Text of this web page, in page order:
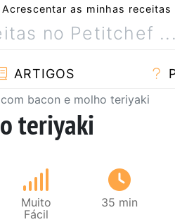
Acrescentar as minhas receitas
ARTIGOS
bacon e molho teriyaki
teriyaki
Muito
Fácil
35 min